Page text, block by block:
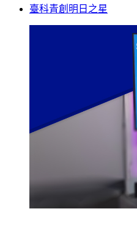
臺科青創明日之星